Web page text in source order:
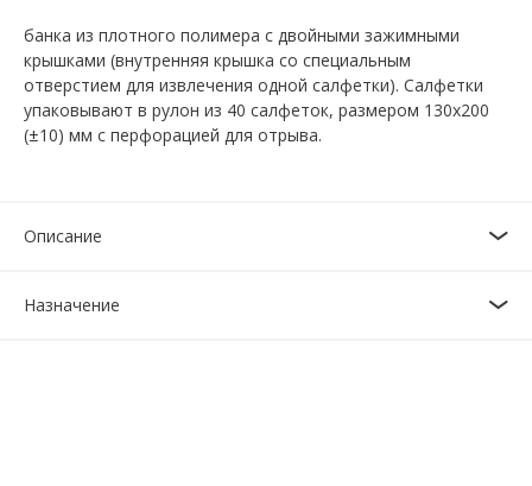
банка из плотного полимера с двойными зажимными
крышками (внутренняя крышка со специальным
отверстием для извлечения одной салфетки). Салфетки
упаковывают в рулон из 40 салфеток, размером 130х200
(±10) мм с перфорацией для отрыва.
Описание
Назначение